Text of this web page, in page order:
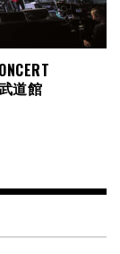
道館